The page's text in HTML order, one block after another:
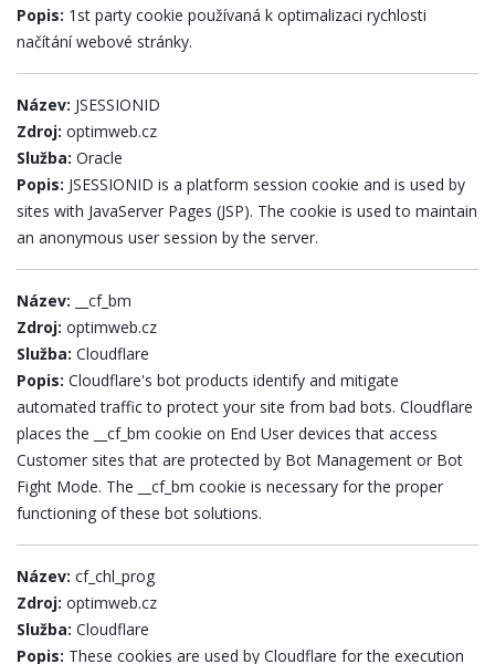
Popis: 1st party cookie používaná k optimalizaci rychlosti
načítání webové stránky.
Název: JSESSIONID
Zdroj: optimweb.cz
Služba: Oracle
Popis: JSESSIONID is a platform session cookie and is used by
sites with JavaServer Pages (JSP). The cookie is used to maintain
an anonymous user session by the server.
Název: __cf_bm
Zdroj: optimweb.cz
Služba: Cloudflare
Popis: Cloudflare's bot products identify and mitigate
automated traffic to protect your site from bad bots. Cloudflare
places the __cf_bm cookie on End User devices that access
Customer sites that are protected by Bot Management or Bot
Fight Mode. The __cf_bm cookie is necessary for the proper
functioning of these bot solutions.
Název: cf_chl_prog
Zdroj: optimweb.cz
Služba: Cloudflare
Popis: These cookies are used by Cloudflare for the execution